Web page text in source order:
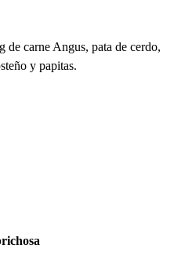
de carne Angus, pata de cerdo,
y papitas.